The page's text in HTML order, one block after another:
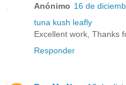
Anónimo 16 de
tuna kush leafly
Excellent work, Thanks
Responder